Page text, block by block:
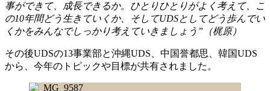
事ができて、成長できるか。ひとりひとりがよく考えて、こ
の10年間どう生きていくか、そしてUDSとしてどう歩んでい
くかをみんなでしっかり考えていきましょう”（梶原）
その後UDSの13事業部と沖縄UDS、中国誉都思、韓国UDS
から、今年のトピックや目標が共有されました。